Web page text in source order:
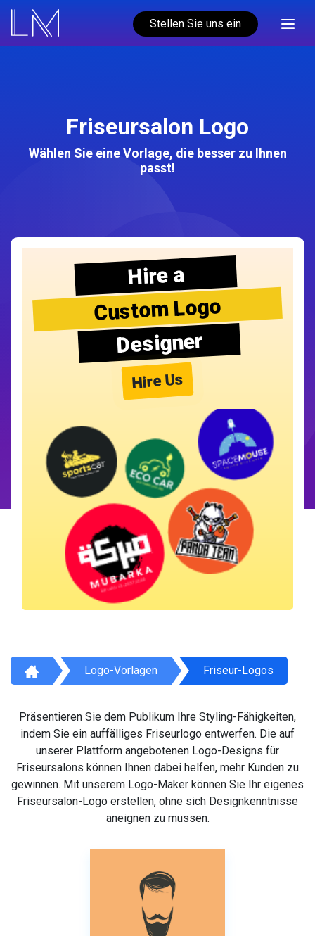
Stellen Sie uns ein
Friseursalon Logo
Wählen Sie eine Vorlage, die besser zu Ihnen
passt!
Hire a
Custom Logo
Designer
Hire Us
Logo-Vorlagen Friseur-Logos
Präsentieren Sie dem Publikum Ihre Styling-Fähigkeiten,
indem Sie ein auffälliges Friseurlogo entwerfen. Die auf
unserer Plattform angebotenen Logo-Designs für
Friseursalons können Ihnen dabei helfen, mehr Kunden zu
gewinnen. Mit unserem Logo-Maker können Sie Ihr eigenes
Friseursalon-Logo erstellen, ohne sich Designkenntnisse
aneignen zu müssen.